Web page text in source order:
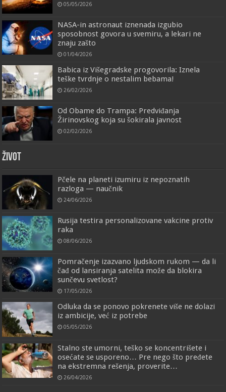
05/05/2026
NASA-in astronaut iznenada izgubio
sposobnost govora u svemiru, a lekari ne
znaju zašto
01/04/2026
Babica iz Višegradske progovorila: Iznela
teške tvrdnje o nestalim bebama!
26/02/2026
Od Obame do Trampa: Predviđanja
Žirinovskog koja su šokirala javnost
02/02/2026
ŽIVOT
Pčele na planeti izumiru iz nepoznatih
razloga — naučnik
24/06/2026
Rusija testira personalizovane vakcine protiv
raka
08/06/2026
Pomračenje izazvano ljudskom rukom — da li
čađ od lansiranja satelita može da blokira
sunčevu svetlost?
17/05/2026
Odluka da se ponovo pokrenete više ne dolazi
iz ambicije, već iz potrebe
05/05/2026
Stalno ste umorni, teško se koncentrišete i
osećate se usporeno… Pre nego što pređete
na ekstremna rešenja, proverite…
26/04/2026